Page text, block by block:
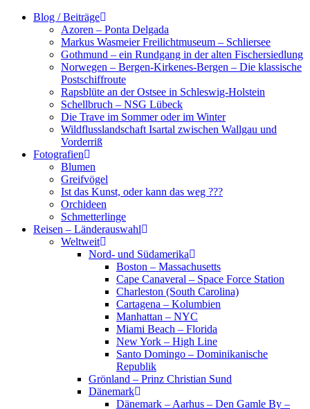
Zum
Blog / Beiträge
Azoren – Ponta Delgada
Markus Wasmeier Freilichtmuseum – Schliersee
Gothmund – ein Rundgang in der alten Fischersiedlung
Norwegen – Bergen-Kirkenes-Bergen – Die klassische
Postschiffroute
Rapsblüte an der Ostsee in Schleswig-Holstein
Schellbruch – NSG Lübeck
Die Trave im Sommer oder im Winter
Wildflusslandschaft Isartal zwischen Wallgau und
Vorderriß
Fotografien
Blumen
Greifvögel
Ist das Kunst, oder kann das weg ???
Orchideen
Schmetterlinge
Reisen – Länderauswahl
Weltweit
Nord- und Südamerika
Boston – Massachusetts
Cape Canaveral – Space Force Station
Charleston (South Carolina)
Cartagena – Kolumbien
Manhattan – NYC
Miami Beach – Florida
New York – High Line
Santo Domingo – Dominikanische
Republik
Grönland – Prinz Christian Sund
Dänemark
Dänemark – Aarhus – Den Gamle By –